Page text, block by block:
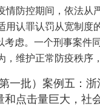
情防控期间，依法
用认罪认罚从宽制度
考虑。一个刑事案件
，维护正常防疫秩序
一批）案例五：
和点击量巨大，社